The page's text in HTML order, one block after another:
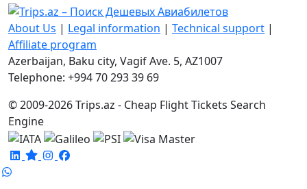
About Us | Legal information | Technical support |
Affiliate program
Azerbaijan, Baku city, Vagif Ave. 5, AZ1007
Telephone: +994 70 293 39 69
© 2009-2026 Trips.az - Cheap Flight Tickets Search
Engine